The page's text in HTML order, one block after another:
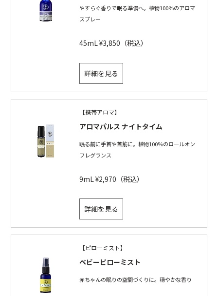
やすらぐ香りで眠る準備へ。植物100％のアロマ
スプレー
45mL ¥3,850（税込）
詳細を見る
【携帯アロマ】
アロマパルス ナイトタイム
眠る前に手首や首筋に。植物100％のロールオン
フレグランス
9mL ¥2,970（税込）
詳細を見る
【ピローミスト】
ベビーピローミスト
赤ちゃんの眠りの空間づくりに。穏やかな香り